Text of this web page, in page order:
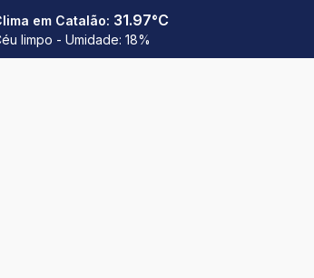
em Catalão: 31.97°C
limpo - Umidade: 18%